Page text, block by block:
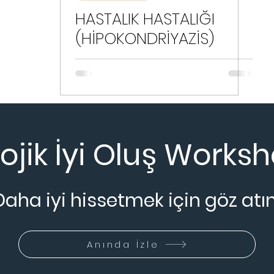
HASTALIK HASTALIĞI
(HİPOKONDRİYAZİS)
İyi Oluş
iyi hissetmek için göz
Anında İzle